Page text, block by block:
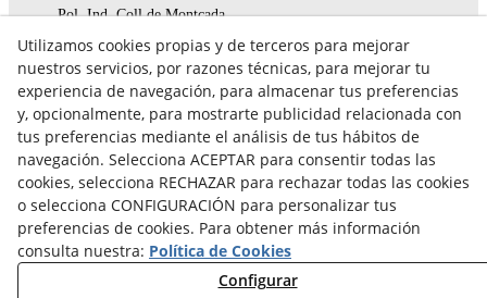
Pol. Ind. Coll de Montcada
08110 Montcada i Reixac (Barcelona)
935 829 999
engrunes@engrunes.org
Utilizamos cookies propias y de terceros para mejorar
nuestros servicios, por razones técnicas, para mejorar tu
experiencia de navegación, para almacenar tus preferencias
y, opcionalmente, para mostrarte publicidad relacionada con
tus preferencias mediante el análisis de tus hábitos de
navegación. Selecciona ACEPTAR para consentir todas las
cookies, selecciona RECHAZAR para rechazar todas las cookies
o selecciona CONFIGURACIÓN para personalizar tus
preferencias de cookies. Para obtener más información
consulta nuestra: Política de Cookies
Configurar